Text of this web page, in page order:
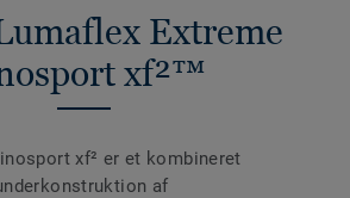
Extreme
xf²™
xf² er et kombineret
af